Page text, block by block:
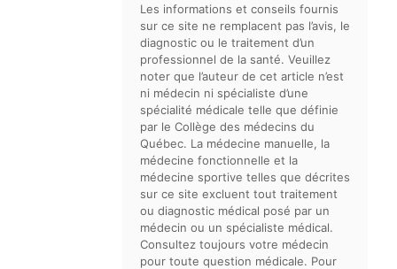
Les informations et conseils fournis
sur ce site ne remplacent pas l’avis, le
diagnostic ou le traitement d’un
professionnel de la santé. Veuillez
noter que l’auteur de cet article n’est
ni médecin ni spécialiste d’une
spécialité médicale telle que définie
par le Collège des médecins du
Québec. La médecine manuelle, la
médecine fonctionnelle et la
médecine sportive telles que décrites
sur ce site excluent tout traitement
ou diagnostic médical posé par un
médecin ou un spécialiste médical.
Consultez toujours votre médecin
pour toute question médicale. Pour